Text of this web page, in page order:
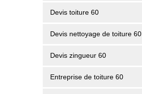
Devis toiture 60
Devis nettoyage de toiture 60
Devis zingueur 60
Entreprise de toiture 60